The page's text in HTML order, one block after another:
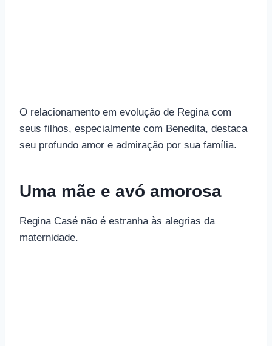
O relacionamento em evolução de Regina com
seus filhos, especialmente com Benedita, destaca
seu profundo amor e admiração por sua família.
Uma mãe e avó amorosa
Regina Casé não é estranha às alegrias da
maternidade.